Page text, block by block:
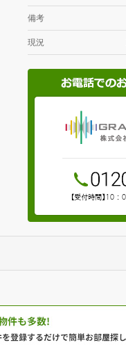
備考
現況